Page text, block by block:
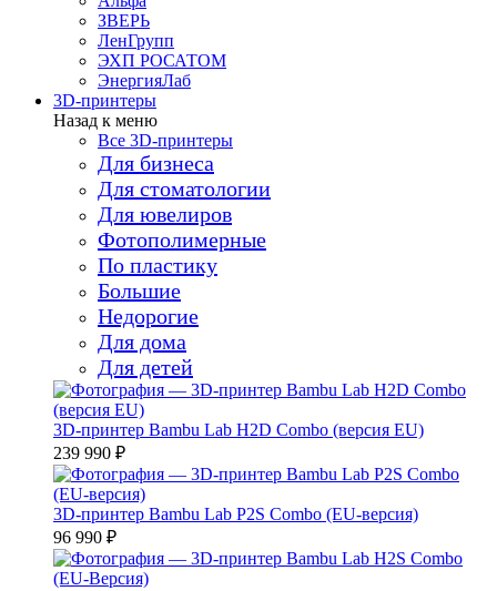
ЗВЕРЬ
ЛенГрупп
ЭХП РОСАТОМ
ЭнергияЛаб
3D-принтеры
Назад к меню
Все 3D-принтеры
Для бизнеса
Для стоматологии
Для ювелиров
Фотополимерные
По пластику
Большие
Недорогие
Для дома
Для детей
3D-принтер Bambu Lab H2D Combo (версия EU)
239 990 ₽
3D-принтер Bambu Lab P2S Combo (EU-версия)
96 990 ₽